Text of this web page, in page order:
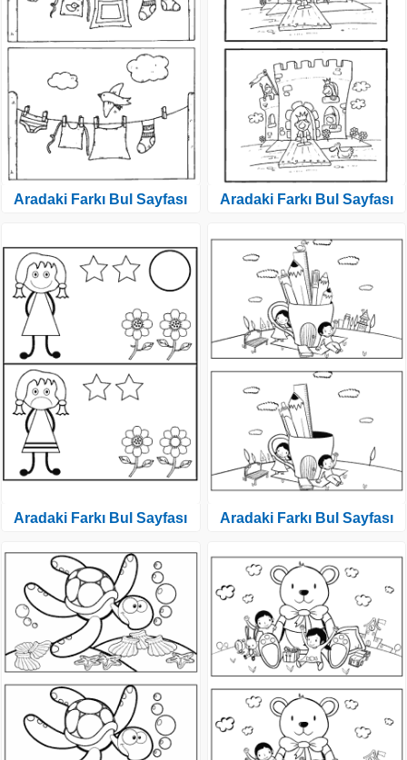
Aradaki Farkı Bul Sayfası
Aradaki Farkı Bul Sayfası
Aradaki Farkı Bul Sayfası
Aradaki Farkı Bul Sayfası